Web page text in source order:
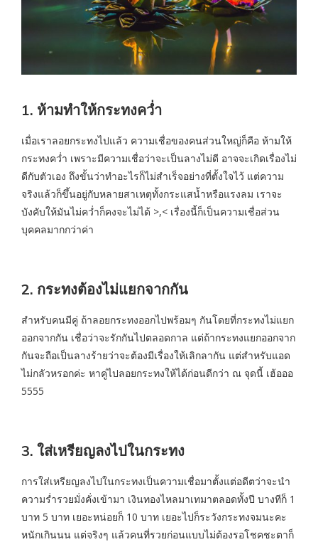
1. ห้ามทำให้กระทงคว่ำ
เมื่อเราลอยกระทงไปแล้ว ความเชื่อของคนส่วนใหญ่ก็คือ ห้ามให้
กระทงคว่ำ เพราะมีความเชื่อว่าจะเป็นลางไม่ดี อาจจะเกิดเรื่องไม่
ดีกับตัวเอง ถึงขั้นว่าทำอะไรก็ไม่สำเร็จอย่างที่ตั้งใจไว้ แต่ความ
จริงแล้วก็ขึ้นอยู่กับหลายสาเหตุทั้งกระแสน้ำหรือแรงลม เราจะ
บังคับให้มันไม่คว่ำก็คงจะไม่ได้ >,< เรื่องนี้ก็เป็นความเชื่อส่วน
บุคคลมากกว่าค่า
2. กระทงต้องไม่แยกจากกัน
สำหรับคนมีคู่ ถ้าลอยกระทงออกไปพร้อมๆ กันโดยที่กระทงไม่แยก
ออกจากกัน เชื่อว่าจะรักกันไปตลอดกาล แต่ถ้ากระทงแยกออกจาก
กันจะถือเป็นลางร้ายว่าจะต้องมีเรื่องให้เลิกลากัน แต่สำหรับแอด
ไม่กลัวหรอกค่ะ หาคู่ไปลอยกระทงให้ได้ก่อนดีกว่า ณ จุดนี้ เฮ้อออ
5555
3. ใส่เหรียญลงไปในกระทง
การใส่เหรียญลงไปในกระทงเป็นความเชื่อมาตั้งแต่อดีตว่าจะนำ
ความร่ำรวยมั่งคั่งเข้ามา เงินทองไหลมาเทมาตลอดทั้งปี บางทีก็ 1
บาท 5 บาท เยอะหน่อยก็ 10 บาท เยอะไปก็ระวังกระทงจมนะคะ
หนักเกินนน แต่จริงๆ แล้วคนที่รวยก่อนแบบไม่ต้องรอโชคชะตาก็